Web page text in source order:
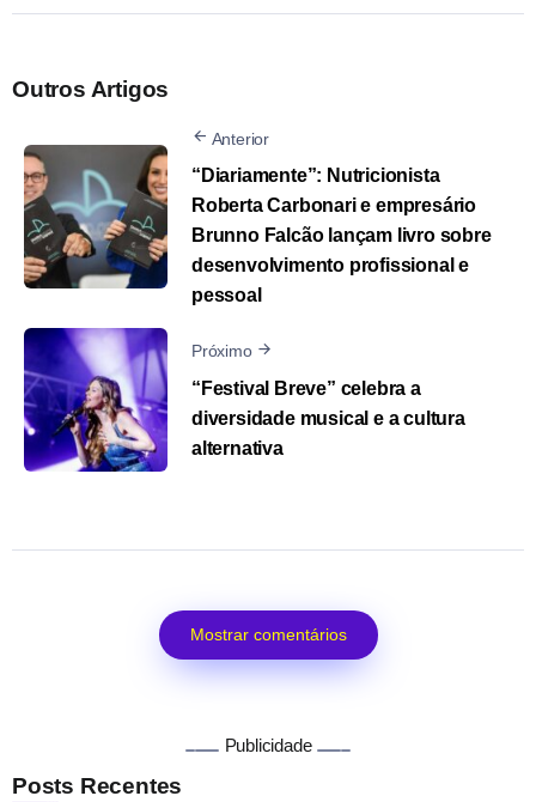
Outros Artigos
Anterior
“Diariamente”: Nutricionista
Roberta Carbonari e empresário
Brunno Falcão lançam livro sobre
desenvolvimento profissional e
pessoal
Próximo
“Festival Breve” celebra a
diversidade musical e a cultura
alternativa
Mostrar comentários
Publicidade
Posts Recentes